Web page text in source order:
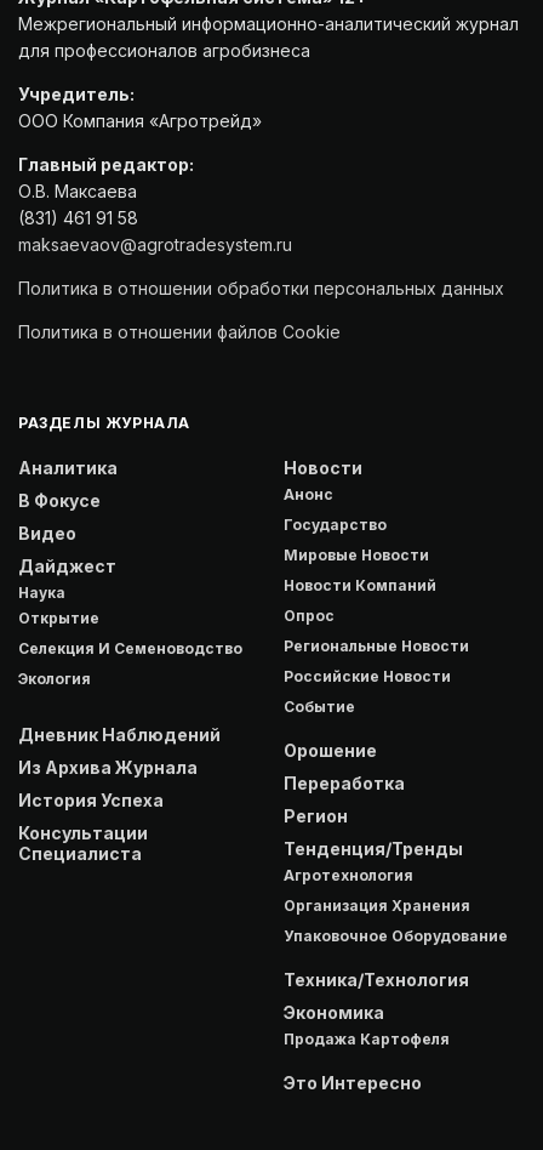
Межрегиональный информационно-аналитический журнал
для профессионалов агробизнеса
Учредитель:
ООО Компания «Агротрейд»
Главный редактор:
О.В. Максаева
(831) 461 91 58
maksaevaov@agrotradesystem.ru
Политика в отношении обработки персональных данных
Политика в отношении файлов Cookie
РАЗДЕЛЫ ЖУРНАЛА
Аналитика
В Фокусе
Видео
Дайджест
Наука
Открытие
Селекция И Семеноводство
Экология
Дневник Наблюдений
Из Архива Журнала
История Успеха
Консультации
Специалиста
Новости
Анонс
Государство
Мировые Новости
Новости Компаний
Опрос
Региональные Новости
Российские Новости
Событие
Орошение
Переработка
Регион
Тенденция/Тренды
Агротехнология
Организация Хранения
Упаковочное Оборудование
Техника/Технология
Экономика
Продажа Картофеля
Это Интересно